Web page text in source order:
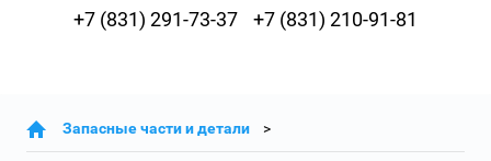
+7 (831) 291-73-37 +7 (831) 210-91-81
Запасные части и детали